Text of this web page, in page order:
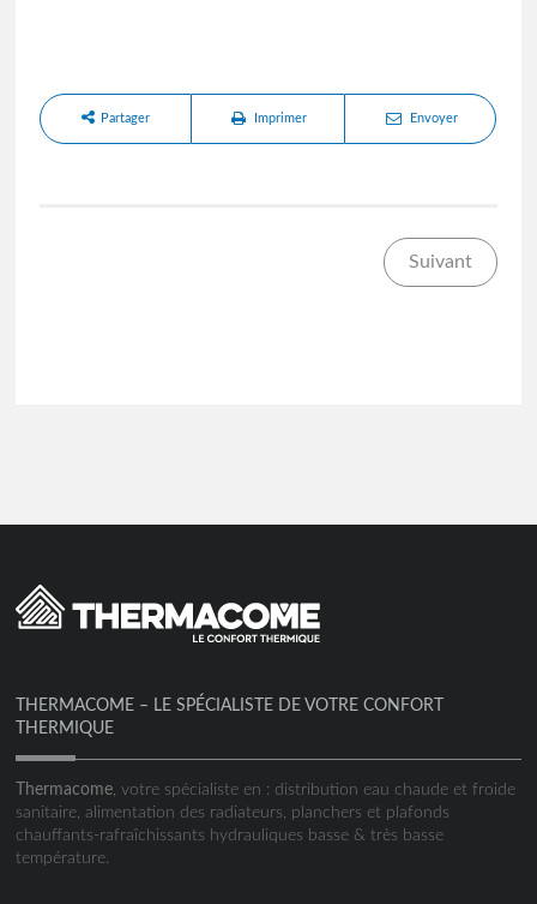
Partager Imprimer Envoyer
Suivant
THERMACOME – LE SPÉCIALISTE DE VOTRE CONFORT
THERMIQUE
Thermacome, votre spécialiste en : distribution eau chaude et froide
sanitaire, alimentation des radiateurs, planchers et plafonds
chauffants-rafraîchissants hydrauliques basse & très basse
température.